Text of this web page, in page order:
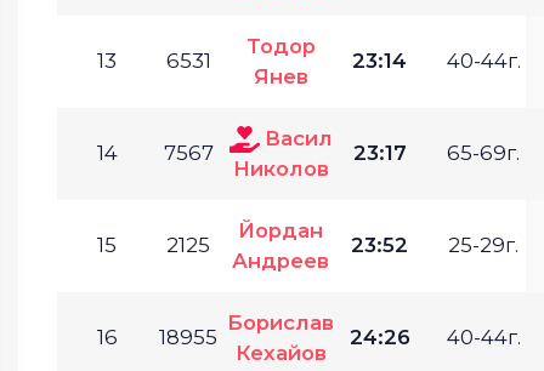
13 6531
Тодор
Янев
23:14 40-44г.
14 7567
Васил
Николов
23:17 65-69г.
15 2125
Йордан
Андреев
23:52 25-29г.
16 18955
Борислав
Кехайов
24:26 40-44г.